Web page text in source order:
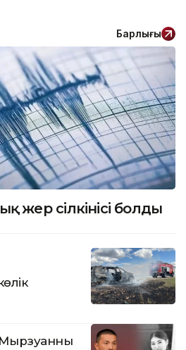
Барлығы
жер сілкінісі болды